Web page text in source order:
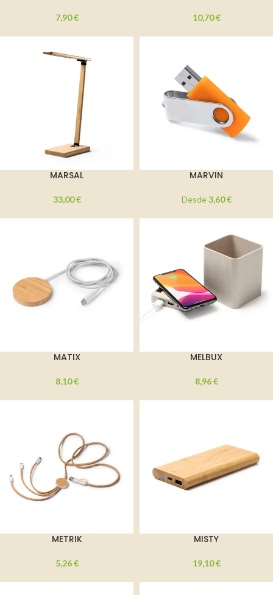
7,90€ 10,70€
MARSAL
33,00€
MARVIN
Desde 3,60€
MATIX
8,10€
MELBUX
8,96€
METRIK
5,26€
MISTY
19,10€